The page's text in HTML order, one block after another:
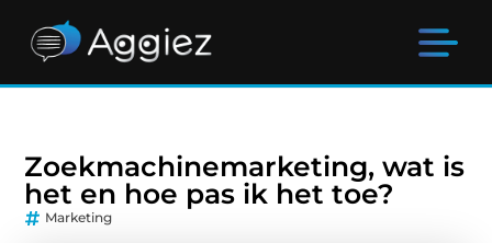
Zoekmachinemarketing, wat is
het en hoe pas ik het toe?
Marketing